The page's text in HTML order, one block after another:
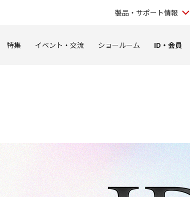
製品・サポート情報
特集 イベント・交流 ショールーム ID・会員